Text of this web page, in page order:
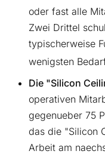
oder fast alle
Zwei Drittel
typischerweise
wenigsten
Die "Silicon
operativen
gegenueber 75
das die "Silicon
Arbeit am